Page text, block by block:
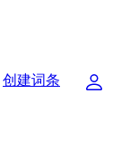
创建词条